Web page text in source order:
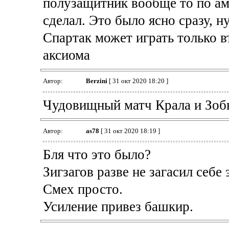
полузащитник вообще то по
сделал. Это было ясно сразу,
Спартак может играть только
аксиома
Автор: Berzini[ 31 окт 2020 18:20 ]
Чудовищный матч Крала и
Автор: as78 [ 31 окт 2020 18:19 ]
Бля что это было?
Зигзагов разве не загасил
Смех просто.
Усиление привез башкир.